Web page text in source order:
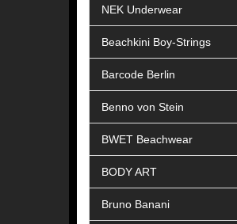
NEK Underwear
Beachkini Boy-Strings
Barcode Berlin
Benno von Stein
BWET Beachwear
BODY ART
Bruno Banani